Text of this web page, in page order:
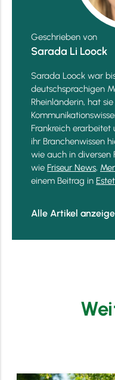
Geschrieben von
Sarada Li Loock
Sarada Loock war
deutschsprachigen
Rheinländerin, hat
Frankreich
ihr Branchenwissen
wie auch in diversen
wie Friseur News,
einem Beitrag in
Alle Artikel